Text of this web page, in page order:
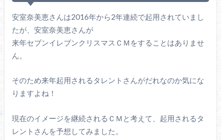
安室奈美恵さんは2016年から2年連続で起用されていまし
たが、安室奈美恵さんが
来年セブンイレブンクリスマスＣＭをすることはありませ
ん。
そのため来年起用されるタレントさんがだれなのか気にな
りますよね！
現在のイメージを継続されるＣＭと考えて、起用されるタ
レントさんを予想してみました。